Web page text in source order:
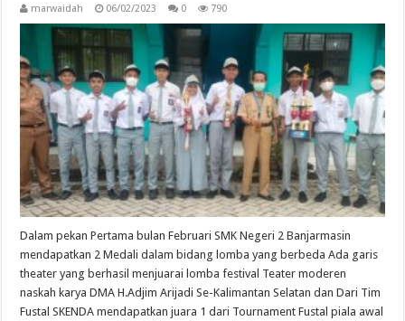
marwaidah 06/02/2023 0 790
Dalam pekan Pertama bulan Februari SMK Negeri 2 Banjarmasin
mendapatkan 2 Medali dalam bidang lomba yang berbeda Ada garis
theater yang berhasil menjuarai lomba festival Teater moderen
naskah karya DMA H.Adjim Arijadi Se-Kalimantan Selatan dan Dari Tim
Fustal SKENDA mendapatkan juara 1 dari Tournament Fustal piala awal